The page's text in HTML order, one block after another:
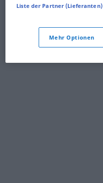
Liste der Partner (Lieferanten)
Mehr Optionen